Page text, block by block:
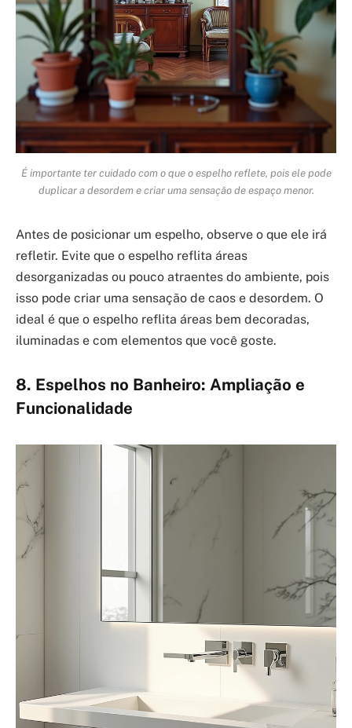
É importante ter cuidado com o que o espelho reflete, pois ele pode
duplicar a desordem e criar uma sensação de espaço menor.
Antes de posicionar um espelho, observe o que ele irá
refletir. Evite que o espelho reflita áreas
desorganizadas ou pouco atraentes do ambiente, pois
isso pode criar uma sensação de caos e desordem. O
ideal é que o espelho reflita áreas bem decoradas,
iluminadas e com elementos que você goste.
8. Espelhos no Banheiro: Ampliação e
Funcionalidade